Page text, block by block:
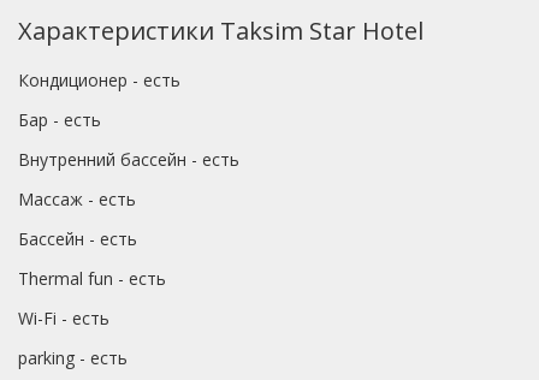
Характеристики Taksim Star Hotel
Кондиционер - есть
Бар - есть
Внутренний бассейн - есть
Массаж - есть
Бассейн - есть
Thermal fun - есть
Wi-Fi - есть
parking - есть